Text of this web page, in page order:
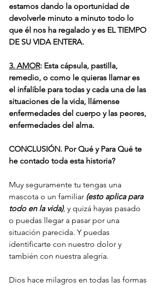
estamos dando la oportunidad de
devolverle minuto a minuto todo lo
que él nos ha regalado y es EL TIEMPO
DE SU VIDA ENTERA.
3. AMOR: Esta cápsula, pastilla,
remedio, o como le quieras llamar es
el infalible para todas y cada una de las
situaciones de la vida, llámense
enfermedades del cuerpo y las peores,
enfermedades del alma.
CONCLUSIÓN. Por Qué y Para Qué te
he contado toda esta historia?
Muy seguramente tu tengas una
mascota o un familiar (esto aplica para
todo en la vida), y quizá hayas pasado
o puedas llegar a pasar por una
situación parecida. Y puedas
identificarte con nuestro dolor y
también con nuestra alegría.
Dios hace milagros en todas las formas